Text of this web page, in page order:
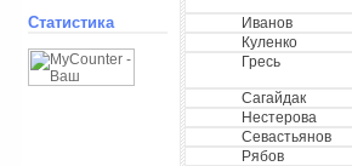
Статистика Иванов
Куленко
Гресь
Сагайдак
Нестерова
Севастьянов
Рябов